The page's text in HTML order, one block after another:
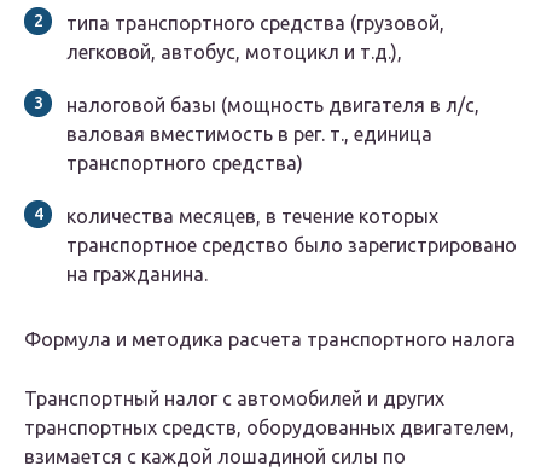
типа транспортного средства (грузовой,
легковой, автобус, мотоцикл и т.д.),
налоговой базы (мощность двигателя в л/с,
валовая вместимость в рег. т., единица
транспортного средства)
количества месяцев, в течение которых
транспортное средство было зарегистрировано
на гражданина.
Формула и методика расчета транспортного налога
Транспортный налог с автомобилей и других
транспортных средств, оборудованных двигателем,
взимается с каждой лошадиной силы по